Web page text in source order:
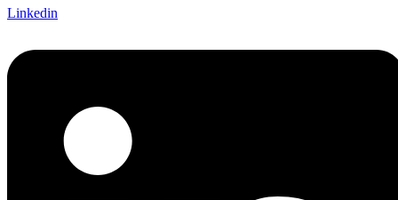
Linkedin